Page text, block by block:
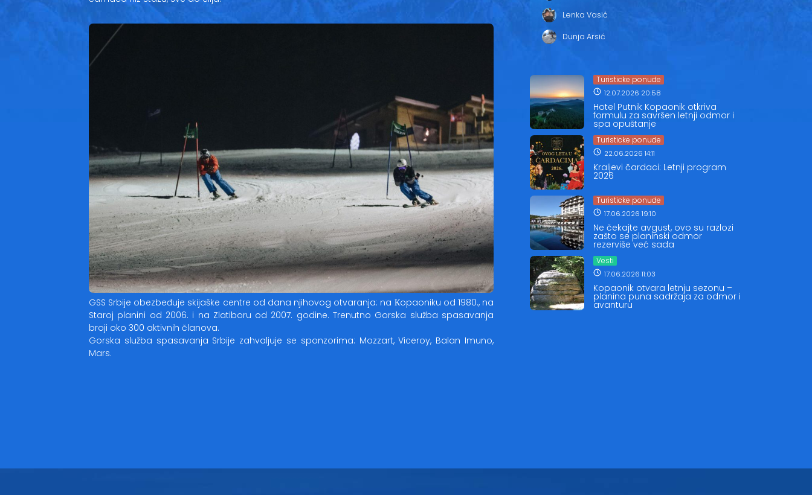
GSS Srbije obezbeđuje skijaške centre od dana njihovog otvaranja: na Кopaoniku od 1980., na
Staroj planini od 2006. i na Zlatiboru od 2007. godine. Trenutno Gorska služba spasavanja
broji oko 300 aktivnih članova.
Gorska služba spasavanja Srbije zahvaljuje se sponzorima: Mozzart, Viceroy, Balan Imuno,
Mars.
Lenka Vasić
Dunja Arsić
Turisticke ponude
12.07.2026 20:58
Hotel Putnik Kopaonik otkriva
formulu za savršen letnji odmor i
spa opuštanje
Turisticke ponude
22.06.2026 14:11
Kraljevi čardaci: Letnji program
2026
Turisticke ponude
17.06.2026 19:10
Ne čekajte avgust, ovo su razlozi
zašto se planinski odmor
rezerviše već sada
Vesti
17.06.2026 11:03
Kopaonik otvara letnju sezonu –
planina puna sadržaja za odmor i
avanturu